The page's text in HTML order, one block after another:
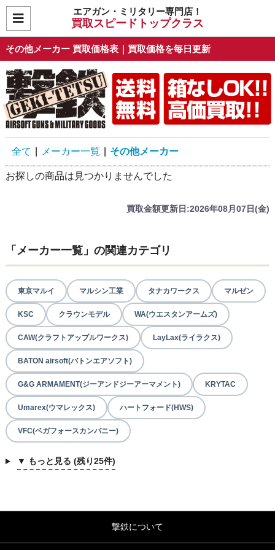
エアガン・ミリタリー専門店！
買取スピードトップクラス
その他メーカー 買取価格表｜買取価格を毎日更新
全て メーカー一覧 その他メーカー
お探しの商品は見つかりませんでした
買取金額更新日:2026年08月07日(金)
「メーカー一覧」の関連カテゴリ
東京マルイ マルシン工業 タナカワークス マルゼン
KSC クラウンモデル WA(ウエスタンアームズ)
CAW(クラフトアップルワークス) LayLax(ライラクス)
BATON airsoft(バトンエアソフト)
G&G ARMAMENT(ジーアンドジーアーマメント) KRYTAC
Umarex(ウマレックス) ハートフォード(HWS)
VFC(ベガフォースカンパニー)
▼ もっと見る (残り25件)
撃鉄について